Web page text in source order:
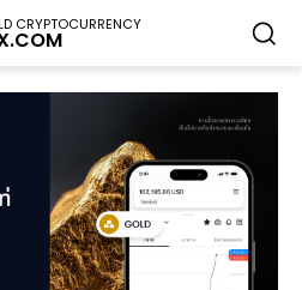
CRYPTOCURRENCY